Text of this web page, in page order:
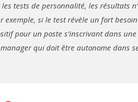
tests de personnalité, les résultats
si le test révèle un fort besoin
pour un poste s’inscrivant dans une
qui doit être autonome dans